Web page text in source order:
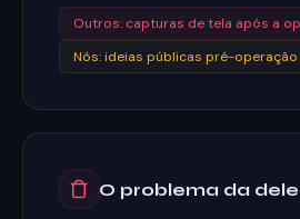
Outros: capturas de tela após a
Nós: ideias públicas pré-operação
O problema da